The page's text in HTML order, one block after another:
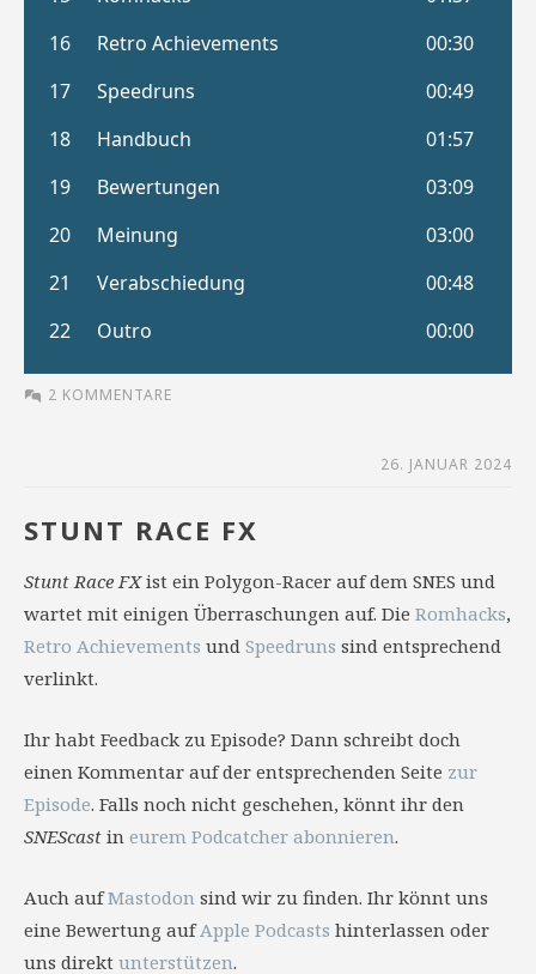
2 KOMMENTARE
26. JANUAR 2024
STUNT RACE FX
Stunt Race FXist ein Polygon-Racer auf dem SNES und
wartet mit einigen Überraschungen auf. Die Romhacks,
Retro Achievements und Speedruns sind entsprechend
verlinkt.
Ihr habt Feedback zu Episode? Dann schreibt doch
einen Kommentar auf der entsprechenden Seite zur
Episode. Falls noch nicht geschehen, könnt ihr den
SNEScast in eurem Podcatcher abonnieren.
Auch aufMastodon sind wir zu finden. Ihr könnt uns
eine Bewertung aufApple Podcasts hinterlassen oder
uns direkt unterstützen.